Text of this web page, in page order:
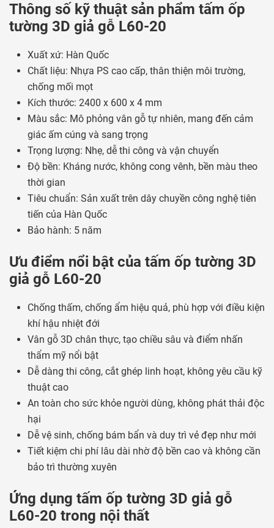
Thông số kỹ thuật sản phẩm tấm ốp
tường 3D giả gỗ L60-20
Xuất xứ: Hàn Quốc
Chất liệu: Nhựa PS cao cấp, thân thiện môi trường,
chống mối mọt
Kích thước: 2400 x 600 x 4 mm
Màu sắc: Mô phỏng vân gỗ tự nhiên, mang đến cảm
giác ấm cúng và sang trọng
Trọng lượng: Nhẹ, dễ thi công và vận chuyển
Độ bền: Kháng nước, không cong vênh, bền màu theo
thời gian
Tiêu chuẩn: Sản xuất trên dây chuyền công nghệ tiên
tiến của Hàn Quốc
Bảo hành: 5 năm
Ưu điểm nổi bật của tấm ốp tường 3D
giả gỗ L60-20
Chống thấm, chống ẩm hiệu quả, phù hợp với điều kiện
khí hậu nhiệt đới
Vân gỗ 3D chân thực, tạo chiều sâu và điểm nhấn
thẩm mỹ nổi bật
Dễ dàng thi công, cắt ghép linh hoạt, không yêu cầu kỹ
thuật cao
An toàn cho sức khỏe người dùng, không phát thải độc
hại
Dễ vệ sinh, chống bám bẩn và duy trì vẻ đẹp như mới
Tiết kiệm chi phí lâu dài nhờ độ bền cao và không cần
bảo trì thường xuyên
Ứng dụng tấm ốp tường 3D giả gỗ
L60-20 trong nội thất